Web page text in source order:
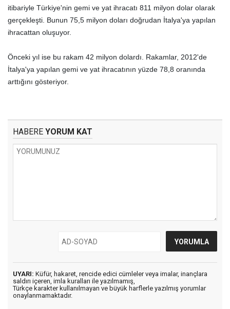
itibariyle Türkiye'nin gemi ve yat ihracatı 811 milyon dolar olarak
gerçekleşti. Bunun 75,5 milyon doları doğrudan İtalya'ya yapılan
ihracattan oluşuyor.
Önceki yıl ise bu rakam 42 milyon dolardı. Rakamlar, 2012'de
İtalya'ya yapılan gemi ve yat ihracatının yüzde 78,8 oranında
arttığını gösteriyor.
HABERE YORUM KAT
UYARI: Küfür, hakaret, rencide edici cümleler veya imalar, inançlara
saldırı içeren, imla kuralları ile yazılmamış,
Türkçe karakter kullanılmayan ve büyük harflerle yazılmış yorumlar
onaylanmamaktadır.